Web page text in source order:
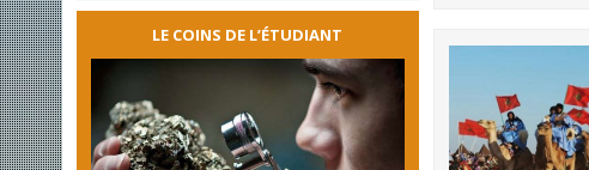
LE COINS DE L’ÉTUDIANT